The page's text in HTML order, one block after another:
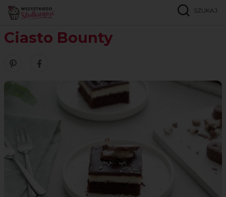
SZUKAJ
Strona główna Ciasto Bounty
Ciasto Bounty
Zobacz nasze piny w serwisie Pinterest
Udostępnij ten przepis w serwisie Facebook